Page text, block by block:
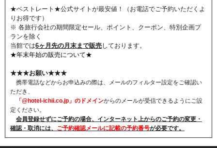
★ベストレート★公式サイトが最安値！（お電話でご予約いただくよ
りお得です）
※ 各旅行会社の期間限定セール、ポイント、クーポン、特別企画プ
ランを除く
当館では6ヶ月先の月末まで販売しております。
★年末年始の販売について★
★★★お願い★★★
携帯電話などからお申込みの際は、メールのフィルター設定をご確認い
ただき、
「@hotel-ichii.co.jp」のドメインからのメールが受信できるようにご設
定ください。
会員登録せずにご予約の場合、インターネット上からのご予約の変更・
確認・取消には、 ご予約確認メールに記載の予約番号が必要です。